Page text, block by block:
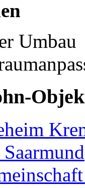
Umbau